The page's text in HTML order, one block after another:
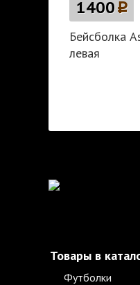
1400p
Бейсболка
левая
Товары в
Футболки